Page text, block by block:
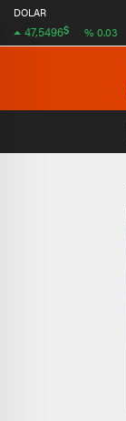
DOLAR
47,5496$ % 0.03